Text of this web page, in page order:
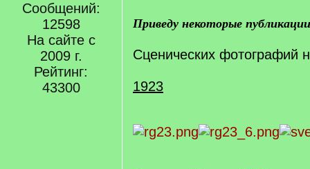
Сообщений:
12598
На сайте с
2009 г.
Рейтинг:
43300
Приведу некоторые
Сценических фотографий
1923